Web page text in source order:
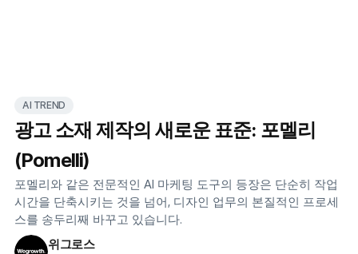
AI TREND
광고 소재 제작의 새로운 표준: 포멜리
(Pomelli)
포멜리와 같은 전문적인 AI 마케팅 도구의 등장은 단순히 작업
시간을 단축시키는 것을 넘어, 디자인 업무의 본질적인 프로세
스를 송두리째 바꾸고 있습니다.
위그로스